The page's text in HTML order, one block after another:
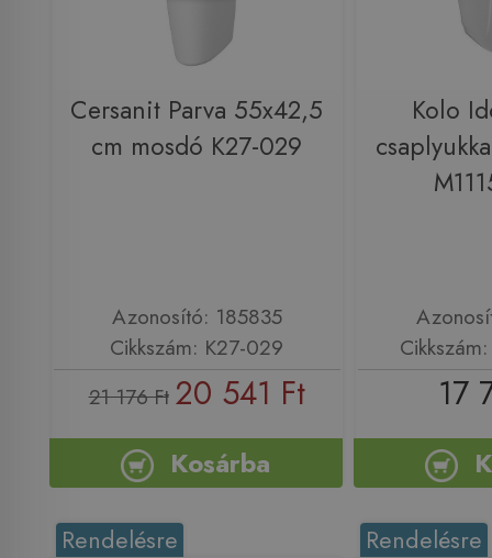
Cersanit Parva 55x42,5
cm mosdó K27-029
Azonosító: 185835
Cikkszám: K27-029
21 176 Ft 20 541 Ft
Kosárba
Kolo
17
Rendelésre Rendelésre